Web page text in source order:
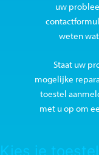
uw
weten
Staat uw
mogelijke
toestel
met u op om